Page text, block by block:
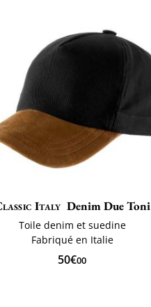
Italy Denim Due Toni
Toile denim et suedine
Fabriqué en Italie
50€00